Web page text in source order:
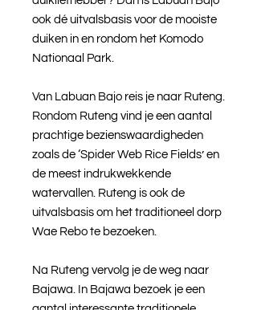
ook dé uitvalsbasis voor de mooiste
duiken in en rondom het Komodo
Nationaal Park.
Van Labuan Bajo reis je naar Ruteng.
Rondom Ruteng vind je een aantal
prachtige bezienswaardigheden
zoals de ‘Spider Web Rice Fields’ en
de meest indrukwekkende
watervallen. Ruteng is ook de
uitvalsbasis om het traditioneel dorp
Wae Rebo te bezoeken.
Na Ruteng vervolg je de weg naar
Bajawa. In Bajawa bezoek je een